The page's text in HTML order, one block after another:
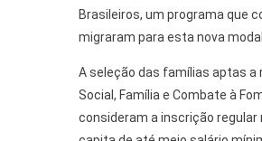
Brasileiros, um programa que
migraram para esta nova
A seleção das famílias aptas a
Social, Família e Combate à
consideram a inscrição regular